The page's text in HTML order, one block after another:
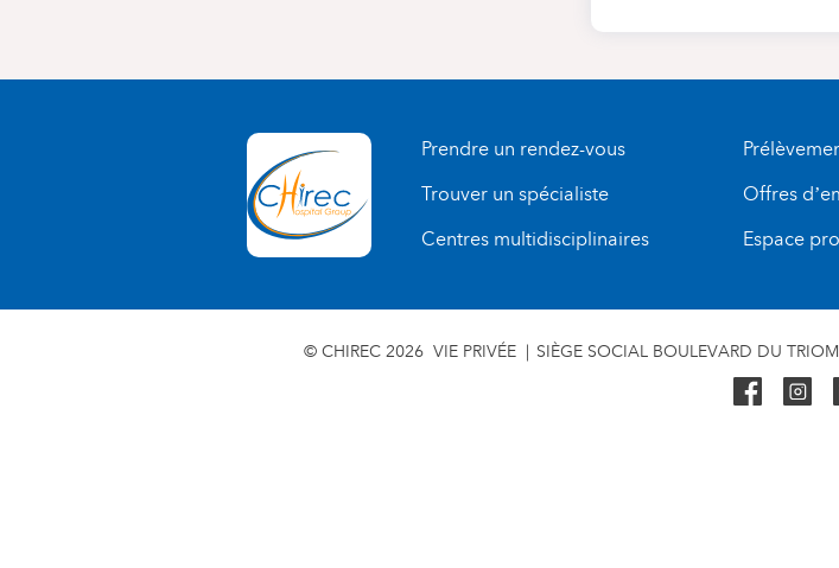
Prendre un rendez-vous
Trouver un spécialiste
Centres multidisciplinaires
Offres
Espace
© CHIREC 2026 VIE PRIVÉE SIÈGE SOCIAL BOULEVARD DU